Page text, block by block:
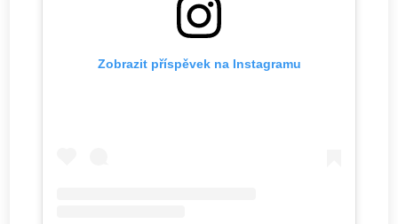
Zobrazit příspěvek na Instagramu